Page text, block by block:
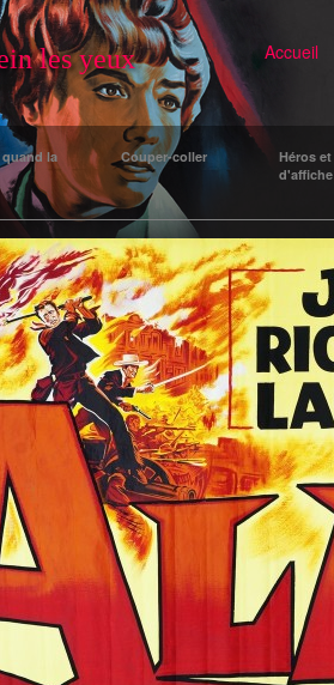
les yeux Accueil
la
Couper-coller
Héros
d'affiche